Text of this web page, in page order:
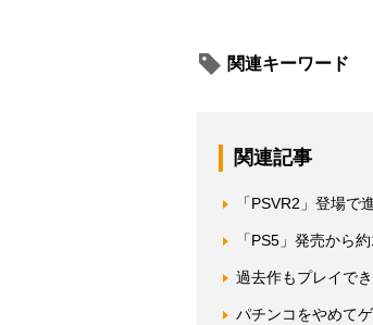
関連キーワード
関連記事
「PSVR2」登場
「PS5」発売から
過去作もプレイで
パチンコをやめて